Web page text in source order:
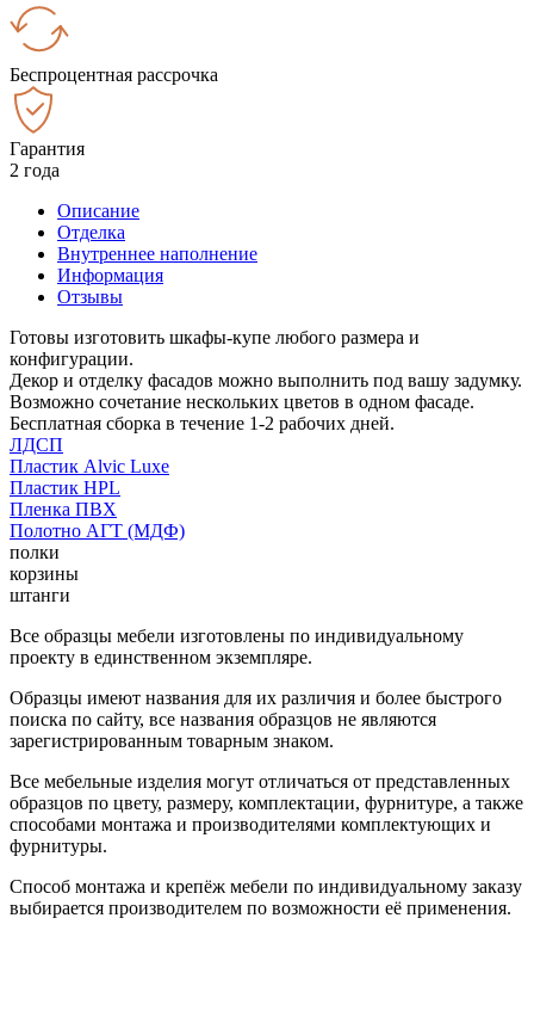
Беспроцентная рассрочка
Гарантия
2 года
Описание
Отделка
Внутреннее наполнение
Информация
Отзывы
Готовы изготовить шкафы-купе любого размера и
конфигурации.
Декор и отделку фасадов можно выполнить под вашу задумку.
Возможно сочетание нескольких цветов в одном фасаде.
Бесплатная сборка в течение 1-2 рабочих дней.
ЛДСП
Пластик Alvic Luxe
Пластик HPL
Пленка ПВХ
Полотно АГТ (МДФ)
полки
корзины
штанги
Все образцы мебели изготовлены по индивидуальному
проекту в единственном экземпляре.
Образцы имеют названия для их различия и более быстрого
поиска по сайту, все названия образцов не являются
зарегистрированным товарным знаком.
Все мебельные изделия могут отличаться от представленных
образцов по цвету, размеру, комплектации, фурнитуре, а также
способами монтажа и производителями комплектующих и
фурнитуры.
Способ монтажа и крепёж мебели по индивидуальному заказу
выбирается производителем по возможности её применения.